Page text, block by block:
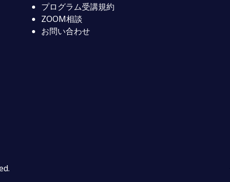
プログラム受講規約
ZOOM相談
お問い合わせ